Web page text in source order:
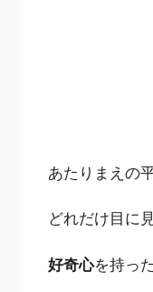
あたりまえの
どれだけ目に
好奇心を持っ